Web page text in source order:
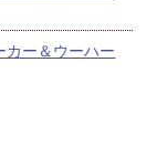
カー＆ウーハー